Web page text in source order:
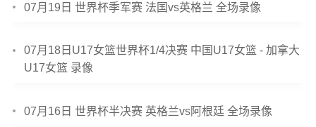
07月19日 世界杯季军赛 法国vs英格兰 全场录像
07月18日U17女篮世界杯1/4决赛 中国U17女篮 - 加拿大
U17女篮 录像
07月16日 世界杯半决赛 英格兰vs阿根廷 全场录像